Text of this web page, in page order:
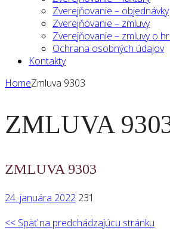
Zverejňovanie – objednávky
Zverejňovanie – zmluvy
Zverejňovanie – zmluvy o
Ochrana osobných údajov
Kontakty
HomeZmluva 9303
ZMLUVA
ZMLUVA 9303
24. januára 2022 231
<< Späť na predchádzajúcu stránku